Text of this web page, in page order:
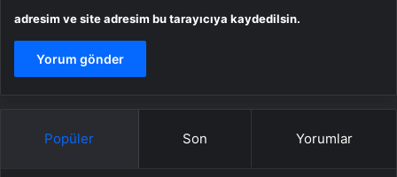
adresim ve site adresim bu tarayıcıya kaydedilsin.
Popüler Son Yorumlar